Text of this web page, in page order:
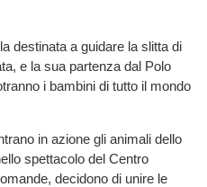
destinata a guidare la slitta di
e la sua partenza dal Polo
i bambini di tutto il mondo
in azione gli animali dello
spettacolo del Centro
decidono di unire le